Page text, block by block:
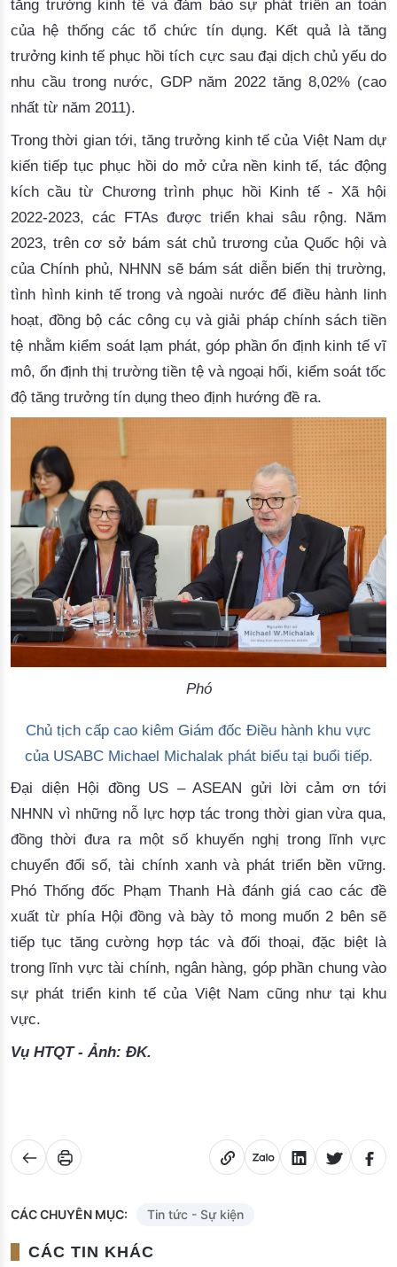
tăng trưởng kinh tế và đảm bảo sự phát triển an toàn
của hệ thống các tổ chức tín dụng. Kết quả là tăng
trưởng kinh tế phục hồi tích cực sau đại dịch chủ yếu
nhu cầu trong nước, GDP năm 2022 tăng 8,02% (cao
nhất từ năm 2011).
Trong thời gian tới, tăng trưởng kinh tế của Việt Nam dự
kiến tiếp tục phục hồi do mở cửa nền kinh tế, tác động
kích cầu từ Chương trình phục hồi Kinh tế - Xã hội
2022-2023, các FTAs được triển khai sâu rộng. Năm
2023, trên cơ sở bám sát chủ trương của Quốc hội và
của Chính phủ, NHNN sẽ bám sát diễn biến thị trường
tình hình kinh tế trong và ngoài nước để điều hành linh
hoạt, đồng bộ các công cụ và giải pháp chính sách tiền
tệ nhằm kiểm soát lạm phát, góp phần ổn định kinh tế vĩ
mô, ổn định thị trường tiền tệ và ngoại hối, kiểm soát tốc
độ tăng trưởng tín dụng theo định hướng đề ra.
Phó
Chủ tịch cấp cao kiêm Giám đốc Điều hành khu vực
của USABC Michael Michalak phát biểu tại buổi tiếp.
Đại diện Hội đồng US – ASEAN gửi lời cảm ơn tới
NHNN vì những nỗ lực hợp tác trong thời gian vừa qua,
đồng thời đưa ra một số khuyến nghị trong lĩnh vực
chuyển đổi số, tài chính xanh và phát triển
Phó Thống đốc Phạm Thanh Hà đánh giá cao các đề
xuất từ phía Hội đồng và bày tỏ mong muốn 2 bên sẽ
tiếp tục tăng cường hợp tác và đối thoại, đặc biệt là
trong lĩnh vực tài chính, ngân hàng, góp phần chung vào
sự phát triển kinh tế của Việt Nam cũng như tại khu
vực.
Vụ HTQT - Ảnh: ĐK.
CÁC CHUYÊN MỤC: Tin tức - Sự kiện
CÁC TIN KHÁC